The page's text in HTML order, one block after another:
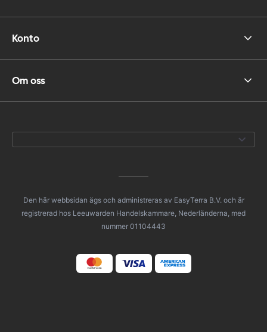
Konto
Om oss
Den här webbsidan ägs och administreras av EasyTerra B.V. och är
registrerad hos Leeuwarden Handelskammare, Nederländerna, med
nummer 01104443